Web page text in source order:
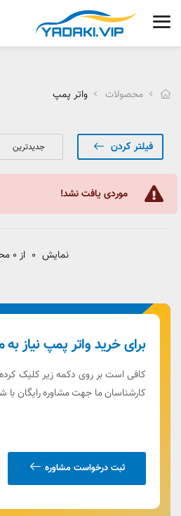
محصولات واتر پمپ
فیلتر کردن
موردی یافت نشد!
نمایش 0 از 0 محصول
برای خرید واتر پمپ نیاز به
کافی است بر روی دکمه زیر کلیک کرده
کارشناسان ما جهت مشاوره رایگان با
ثبت درخواست مشاوره